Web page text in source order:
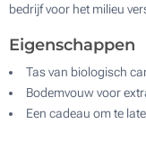
bedrijf voor het milieu
Eigenschappen
Tas van biologisch
Bodemvouw voor
Een cadeau om te